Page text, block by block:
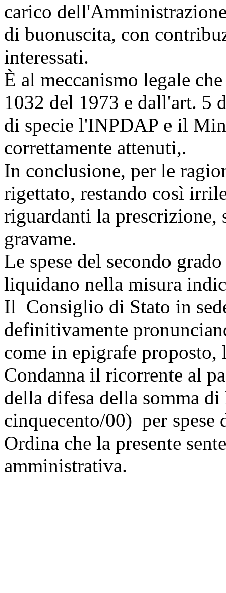
carico
di buonuscita, con
interessati.
È al meccanismo legale
1032 del 1973 e dall'art. 5
di specie l'INPDAP e il
correttamente attenuti,.
In conclusione, per le
rigettato, restando così
riguardanti la prescrizione,
gravame.
Le spese del secondo
liquidano nella misura
Il Consiglio di Stato in
definitivamente
come in epigrafe proposto,
Condanna il ricorrente al
della difesa della somma
cinquecento/00) per
Ordina che la presente
amministrativa.